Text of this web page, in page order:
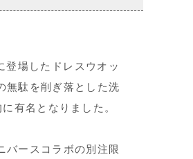
場したドレスウオッ
無駄を削ぎ落とした洗
有名となりました。
バースコラボの別注限